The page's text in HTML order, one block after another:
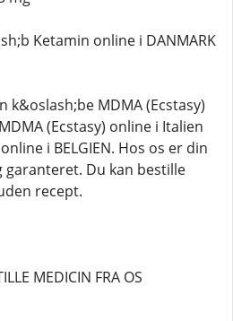
Ketamin online i DANMARK
k&oslash;be MDMA (Ecstasy)
(Ecstasy) online i Italien
i BELGIEN. Hos os er din
garanteret. Du kan bestille
recept.
MEDICIN FRA OS